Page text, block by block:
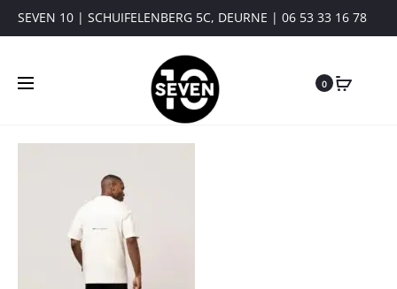
SEVEN 10 | SCHUIFELENBERG 5C, DEURNE | 06 53 33 16 78
0